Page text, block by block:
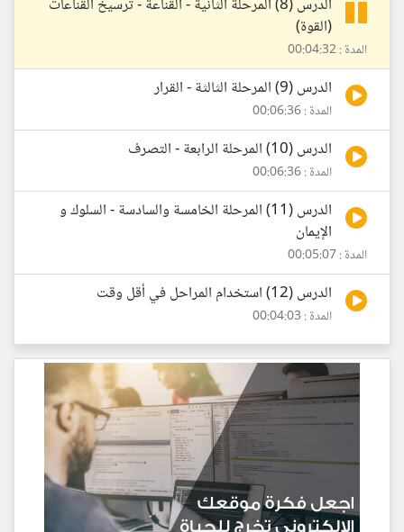
الدرس (8) المرحلة الثانية - القناعة - ترسيخ القناعات
(القوة)
المدة : 00:04:32
الدرس (9) المرحلة الثالثة - القرار
المدة : 00:06:36
الدرس (10) المرحلة الرابعة - التصرف
المدة : 00:06:36
الدرس (11) المرحلة الخامسة والسادسة - السلوك و
الإيمان
المدة : 00:05:07
الدرس (12) استخدام المراحل في أقل وقت
المدة : 00:04:03